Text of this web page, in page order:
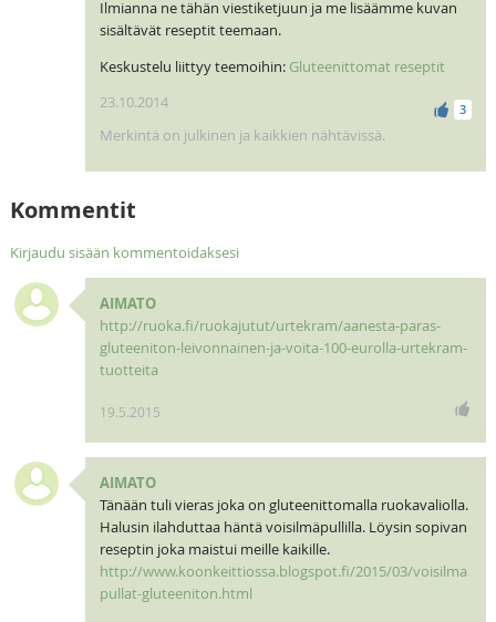
Ilmianna ne tähän viestiketjuun ja me lisäämme kuvan
sisältävät reseptit teemaan.
Keskustelu liittyy teemoihin: Gluteenittomat reseptit
3
23.10.2014
Merkintä on julkinen ja kaikkien nähtävissä.
Kommentit
Kirjaudu sisään kommentoidaksesi
AIMATO
http://ruoka.fi/ruokajutut/urtekram/aanesta-paras-
gluteeniton-leivonnainen-ja-voita-100-eurolla-urtekram-
tuotteita
19.5.2015
AIMATO
Tänään tuli vieras joka on gluteenittomalla ruokavaliolla.
Halusin ilahduttaa häntä voisilmäpullilla. Löysin sopivan
reseptin joka maistui meille kaikille.
http://www.koonkeittiossa.blogspot.fi/2015/03/voisilma
pullat-gluteeniton.html